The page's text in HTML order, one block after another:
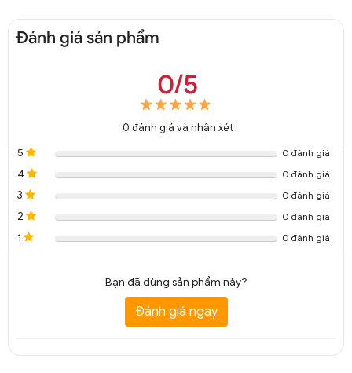
Đánh giá sản phẩm
0/5
0 đánh giá và nhận xét
5
0 đánh giá
4 0 đánh giá
3 0 đánh giá
2 0 đánh giá
1 0 đánh giá
Bạn đã dùng sản phẩm này?
Đánh giá ngay